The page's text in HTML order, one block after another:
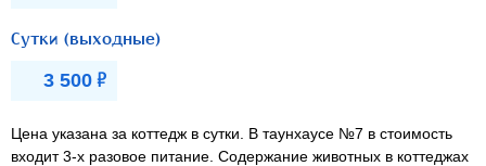
Сутки (выходные)
3 500 Р
Цена указана за коттедж в сутки. В таунхаусе №7 в стоимость
входит 3-х разовое питание. Содержание животных в коттеджах